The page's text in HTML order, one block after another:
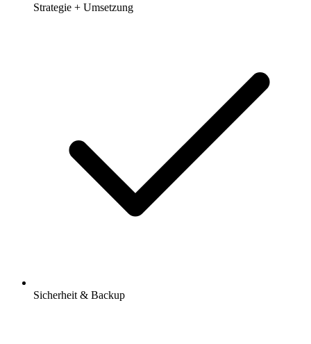
Strategie + Umsetzung
Sicherheit & Backup